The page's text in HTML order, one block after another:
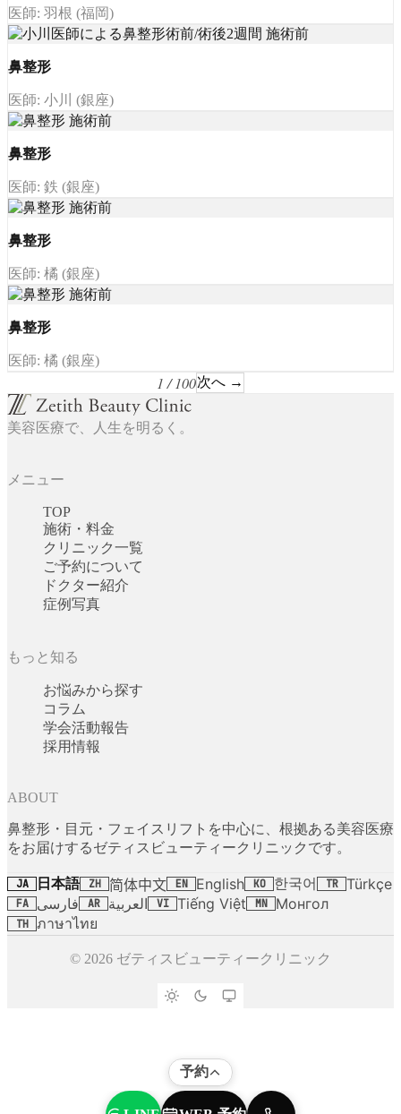
医師: 羽根 (福岡)
鼻整形
医師: 小川 (銀座)
鼻整形
医師: 鉄 (銀座)
鼻整形
医師: 橘 (銀座)
鼻整形
医師: 橘 (銀座)
1 / 100次へ →
美容医療で、人生を明るく。
メニュー
TOP
施術・料金
クリニック一覧
ご予約について
ドクター紹介
症例写真
もっと知る
お悩みから探す
コラム
学会活動報告
採用情報
ABOUT
鼻整形・目元・フェイスリフトを中心に、根拠ある美容医療
をお届けするゼティスビューティークリニックです。
JA 日本語 ZH 简体中文 EN English KO 한국어 TR Türkçe
FA فارسی AR العربية VI Tiếng Việt MN Монгол
TH ภาษาไทย
© 2026 ゼティスビューティークリニック
予約